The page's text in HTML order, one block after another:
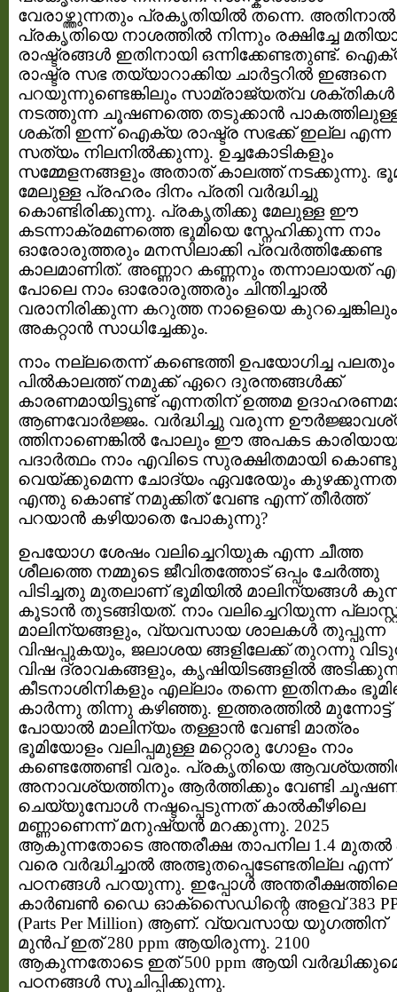
വേരാഴ്ത്തുന്നതും പ്രകൃതിയില്‍ തന്നെ. അതിനാല്‍
പ്രകൃതിയെ നാശത്തില്‍ നിന്നും രക്ഷിച്ചേ
രാ‍ഷ്ട്രങ്ങള്‍ ഇതിനായി ഒന്നിക്കേണ്ടതുണ്ട്.
രാഷ്ട്ര സഭ തയ്യാറാക്കിയ ചാര്‍ട്ടറില്‍ ഇങ്ങനെ
പറയുന്നുണ്ടെങ്കിലും സാമ്രാജ്യത്വ ശക്തികള്‍
നടത്തുന്ന ചൂഷണത്തെ തടുക്കാന്‍
ശക്തി ഇന്ന് ഐക്യ രാഷ്ട്ര സഭക്ക് ഇല്ല എന്ന
സത്യം നിലനില്‍ക്കുന്നു. ഉച്ചകോടികളും
സമ്മേളനങ്ങളും അതാത് കാലത്ത് നടക്കുന്നു.
മേലുള്ള പ്രഹരം ദിനം പ്രതി വര്‍ദ്ധിച്ചു
കൊണ്ടിരിക്കുന്നു. പ്രകൃതിക്കു മേലുള്ള ഈ
കടന്നാക്രമണത്തെ ഭൂമിയെ സ്നേഹിക്കുന്ന നാം
ഓരോരുത്തരും മനസിലാക്കി പ്രവര്‍ത്തിക്കേണ്ട
കാലമാണിത്. അണ്ണാറ കണ്ണനും തന്നാലായത്
പോലെ നാം ഓരോരുത്തരും ചിന്തിച്ചാല്‍
വരാനിരിക്കുന്ന കറുത്ത നാളെയെ കുറച്ചെങ്കിലും
അകറ്റാന്‍ സാധിച്ചേക്കും.
നാം നല്ലതെന്ന് കണ്ടെത്തി ഉപയോഗിച്ച പലതും
പില്‍കാലത്ത് നമുക്ക് ഏറെ ദുരന്തങ്ങള്‍ക്ക്
കാരണമായിട്ടുണ്ട് എന്നതിന് ഉത്തമ
ആണവോര്‍ജ്ജം. വര്‍ദ്ധിച്ചു വരുന്ന
ത്തിനാണെങ്കില്‍ പോലും ഈ അപകട കാരിയായ
പദാര്‍ത്ഥം നാം എവിടെ സുരക്ഷിതമായി കൊണ്ടു
വെയ്ക്കുമെന്ന ചോദ്യം ഏവരേയും
എന്തു കൊണ്ട് നമുക്കിത് വേണ്ട എന്ന് തീര്‍ത്ത്
പറയാന്‍ കഴിയാതെ പോകുന്നു?
ഉപയോഗ ശേഷം വലിച്ചെറിയുക എന്ന ചീത്ത
ശീലത്തെ നമ്മുടെ ജീവിതത്തോട് ഒപ്പം ചേര്‍ത്തു
പിടിച്ചതു മുതലാണ് ഭൂമിയില്‍ മാലിന്യങ്ങള്‍
കൂടാന്‍ തുടങ്ങിയത്. നാം വലിച്ചെറിയുന്ന
മാലിന്യങ്ങളും, വ്യവസായ ശാലകള്‍ തുപ്പുന്ന
വിഷപ്പുകയും, ജലാശയ ങ്ങളിലേക്ക് തുറന്നു
വിഷ ദ്രാവകങ്ങളും, കൃഷിയിടങ്ങളില്‍
കീടനാശിനികളും എല്ലാം തന്നെ ഇതിനകം
കാര്‍ന്നു തിന്നു കഴിഞ്ഞു. ഇത്തരത്തില്‍ മുന്നോട്ട്
പോയാല്‍ മാലിന്യം തള്ളാന്‍ വേണ്ടി മാത്രം
ഭൂമിയോളം വലിപ്പമുള്ള മറ്റൊരു ഗോളം നാം
കണ്ടെത്തേണ്ടി വരും. പ്രകൃതിയെ
അനാവശ്യത്തിനും ആര്‍ത്തിക്കും വേണ്ടി
ചെയ്യുമ്പോള്‍ നഷ്ടപ്പെടുന്നത് കാല്‍കീഴിലെ
മണ്ണാണെന്ന് മനുഷ്യന്‍ മറക്കുന്നു. 2025
ആകുന്നതോടെ അന്തരീക്ഷ താപനില 1.4 മുതല്‍
വരെ വര്‍ദ്ധിച്ചാല്‍ അത്ഭുതപ്പെടേണ്ടതില്ല എന്ന്
പഠനങ്ങള്‍ പറയുന്നു. ഇപ്പോള്‍
കാര്‍ബണ്‍ ഡൈ ഓക്സൈഡിന്റെ അളവ് 383
(Parts Per Million) ആണ്. വ്യവസായ യുഗത്തിന്
മുന്‍പ്‌ ഇത് 280 ppm ആയിരുന്നു. 2100
ആകുന്നതോടെ ഇത് 500 ppm ആയി
പഠനങ്ങള്‍ സൂചിപ്പിക്കുന്നു.